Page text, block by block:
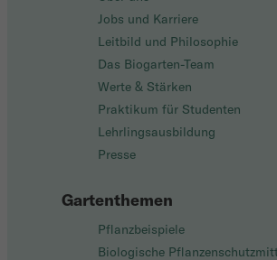
Jobs und Karriere
Leitbild und Philosophie
Das Biogarten-Team
Werte & Stärken
Praktikum für Studenten
Lehrlingsausbildung
Presse
Gartenthemen
Pflanzbeispiele
Biologische